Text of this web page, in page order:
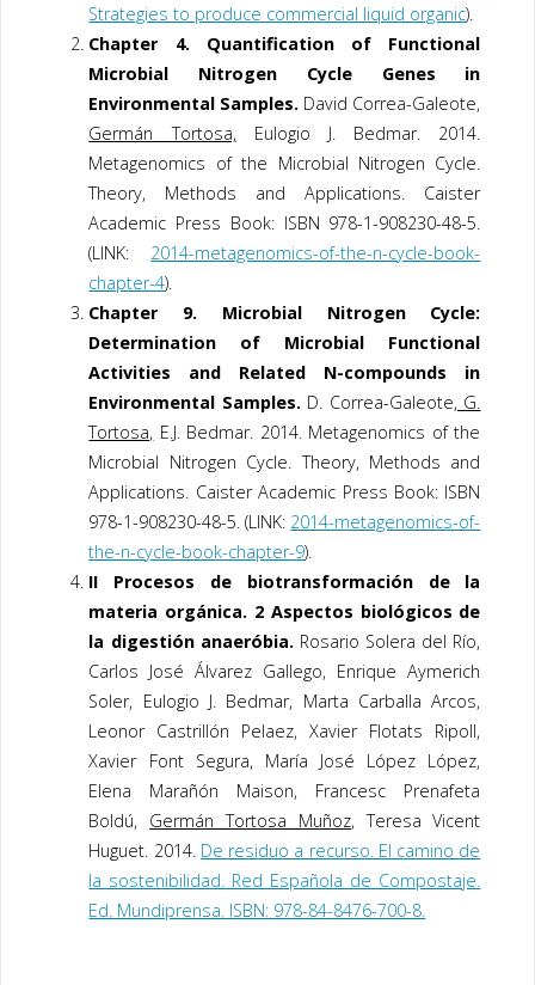
Strategies to produce commercial liquid organic).
Chapter 4. Quantification of Functional
Microbial Nitrogen Cycle Genes in
Environmental Samples. David Correa-Galeote,
Germán Tortosa, Eulogio J. Bedmar. 2014.
Metagenomics of the Microbial Nitrogen Cycle.
Theory, Methods and Applications. Caister
Academic Press Book: ISBN 978-1-908230-48-5.
(LINK: 2014-metagenomics-of-the-n-cycle-book-
chapter-4).
Chapter 9. Microbial Nitrogen Cycle:
Determination of Microbial Functional
Activities and Related N-compounds in
Environmental Samples.D. Correa-Galeote, G.
Tortosa, E.J. Bedmar. 2014. Metagenomics of the
Microbial Nitrogen Cycle. Theory, Methods and
Applications. Caister Academic Press Book: ISBN
978-1-908230-48-5. (LINK: 2014-metagenomics-of-
the-n-cycle-book-chapter-9).
II Procesos de biotransformación de la
materia orgánica. 2 Aspectos biológicos de
la digestión anaeróbia.Rosario Solera del Río,
Carlos José Álvarez Gallego, Enrique Aymerich
Soler, Eulogio J. Bedmar, Marta Carballa Arcos,
Leonor Castrillón Pelaez, Xavier Flotats Ripoll,
Xavier Font Segura, María José López López,
Elena Marañón Maison, Francesc Prenafeta
Boldú, Germán Tortosa Muñoz, Teresa Vicent
Huguet. 2014. De residuo a recurso. El camino de
la sostenibilidad. Red Española de Compostaje.
Ed. Mundiprensa. ISBN: 978-84-8476-700-8.